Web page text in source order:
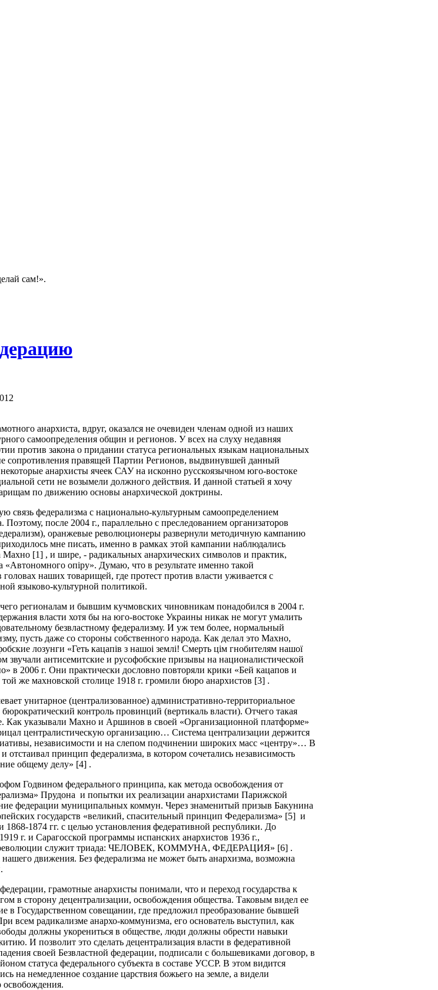
сам!».
анархиста, вдруг, оказался не очевиден членам одной из наших
самоопределения общин и регионов. У всех на слуху недавняя
против закона о придании статуса региональных языкам национальных
сопротивления правящей Партии Регионов, выдвинувшей данный
анархисты ячеек САУ на исконно русскоязычном юго-востоке
сети не возымели должного действия. И данной статьей я хочу
по движению основы анархической доктрины.
федерализма с национально-культурным самоопределением
после 2004 г., параллельно с преследованием организаторов
оранжевые революционеры развернули методичную кампанию
мне писать, именно в рамках этой кампании наблюдались
[1] , и шире, - радикальных анархических символов и практик,
опіру». Думаю, что в результате именно такой
наших товарищей, где протест против власти уживается с
языково-культурной политикой.
регионалам и бывшим кучмовских чиновникам понадобился в 2004 г.
власти хотя бы на юго-востоке Украины никак не могут умалить
безвластному федерализму. И уж тем более, нормальный
пусть даже со стороны собственного народа. Как делал это Махно,
лозунги «Геть кацапiв з нашоi землi! Смерть цiм гнобителям нашої
звучали антисемитские и русофобские призывы на националистической
в 2006 г. Они практически дословно повторяли крики «Бей кацапов и
же махновской столице 1918 г. громили бюро анархистов [3] .
унитарное (централизованное) административно-территориальное
бюрократический контроль провинций (вертикаль власти). Отчего такая
Как указывали Махно и Аршинов в своей «Организационной платформе»
централистическую организацию… Система централизации держится
независимости и на слепом подчинении широких масс «центру»… В
отстаивал принцип федерализма, в котором сочетались независимость
общему делу» [4] .
Годвином федерального принципа, как метода освобождения от
Прудона и попытки их реализации анархистами Парижской
федерации муниципальных коммун. Через знаменитый призыв Бакунина
государств «великий, спасительный принцип Федерализма» [5] и
1874 гг. с целью установления федеративной республики. До
г. и Сарагосской программы испанских анархистов 1936 г.,
революции служит триада: ЧЕЛОВЕК, КОММУНА, ФЕДЕРАЦИЯ» [6] .
движения. Без федерализма не может быть анархизма, возможна
грамотные анархисты понимали, что и переход государства к
в сторону децентрализации, освобождения общества. Таковым видел ее
в Государственном совещании, где предложил преобразование бывшей
всем радикализме анархо-коммунизма, его основатель выступил, как
должны укорениться в обществе, люди должны обрести навыки
И позволит это сделать децентрализация власти в федеративной
своей Безвластной федерации, подписали с большевиками договор, в
статуса федерального субъекта в составе УССР. В этом видится
на немедленное создание царствия божьего на земле, а видели
освобождения.